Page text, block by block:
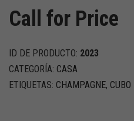
Call for Price
ID DE PRODUCTO: 2023
CATEGORÍA: CASA
ETIQUETAS: CHAMPAGNE, CUBO